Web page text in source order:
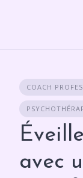
COACH
avec